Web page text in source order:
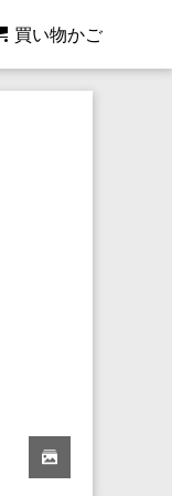
買い物かご